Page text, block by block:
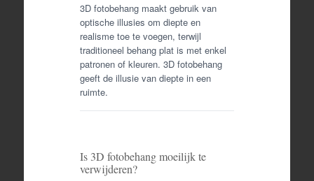
3D fotobehang maakt gebruik van
optische illusies om diepte en
realisme toe te voegen, terwijl
traditioneel behang plat is met enkel
patronen of kleuren. 3D fotobehang
geeft de illusie van diepte in een
ruimte.
Is 3D fotobehang moeilijk te
verwijderen?